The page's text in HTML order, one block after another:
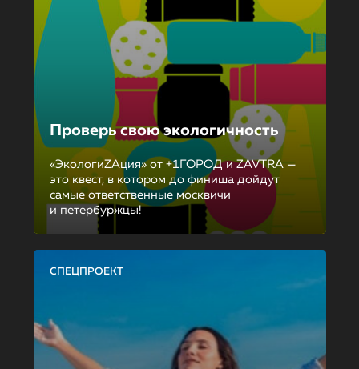
Проверь свою экологичность
«ЭкологиZAция» от +1ГОРОД и ZAVTRA —
это квест, в котором до финиша дойдут
самые ответственные москвичи
и петербуржцы!
СПЕЦПРОЕКТ